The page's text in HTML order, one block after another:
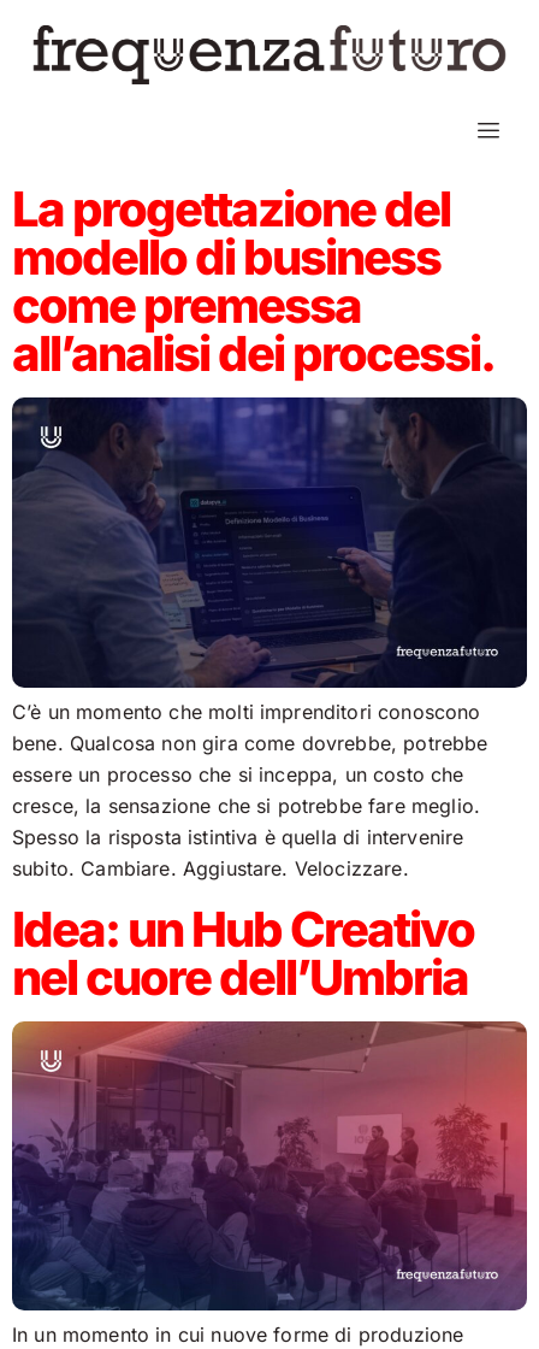
La progettazione del
modello di business
come premessa
all’analisi dei processi.
C’è un momento che molti imprenditori conoscono
bene. Qualcosa non gira come dovrebbe, potrebbe
essere un processo che si inceppa, un costo che
cresce, la sensazione che si potrebbe fare meglio.
Spesso la risposta istintiva è quella di intervenire
subito. Cambiare. Aggiustare. Velocizzare.
Idea: un Hub Creativo
nel cuore dell’Umbria
In un momento in cui nuove forme di produzione